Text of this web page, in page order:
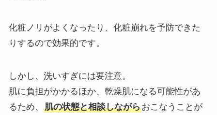
化粧ノリがよくなったり、化粧崩れを予防できた
りするので効果的です。
しかし、洗いすぎには要注意。
肌に負担がかかるほか、乾燥肌になる可能性があ
るため、 肌の状態と相談しながらおこなうことが